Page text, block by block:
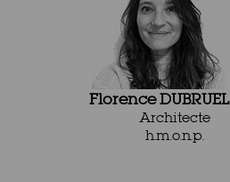
Florence DUBRUEL
Architecte
h.m.o.n.p.